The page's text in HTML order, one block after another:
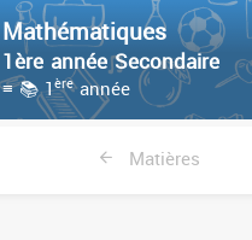
Mathématiques
1ère année Secondaire
≡ 📚 1èreannée
Matières